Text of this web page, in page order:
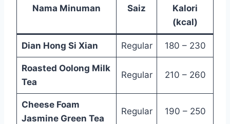
Nama Minuman Saiz
Kalori
(kcal)
Dian Hong Si Xian Regular 180 – 230
Roasted Oolong Milk
Tea
Regular 210 – 260
Cheese Foam
Jasmine Green Tea
Regular 190 – 250